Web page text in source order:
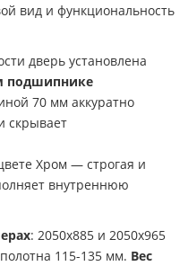
вид и функциональность
дверь установлена
подшипнике
70 мм аккуратно
скрывает
Хром — строгая и
внутреннюю
: 2050х885 и 2050х965
115-135 мм. Вес